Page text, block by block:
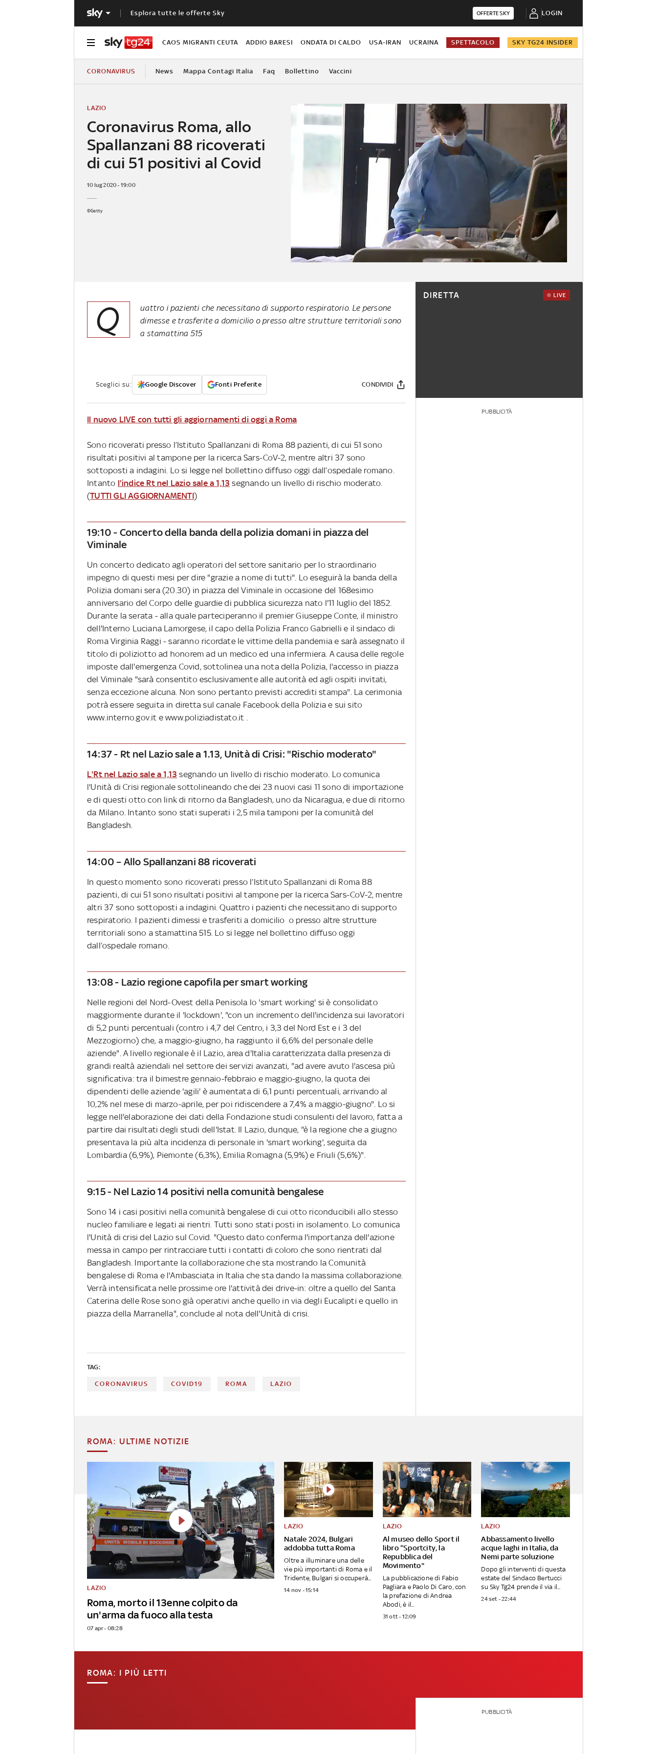
Esplora tutte le offerte Sky OFFERTE SKY LOGIN
CAOS MIGRANTI CEUTA ADDIO BARESI ONDATA DI CALDO USA-IRAN UCRAINA SPETTACOLO SKY TG24 INSIDER
CORONAVIRUS News Mappa Contagi Italia Faq Bollettino Vaccini
Coronavirus Roma, allo
Spallanzani 88 ricoverati
di cui 51 positivi al Covid
LAZIO
10 lug 2020 - 19:00
©Getty
Q
uattro i pazienti che necessitano di supporto respiratorio. Le persone
dimesse e trasferite a domicilio o presso altre strutture territoriali sono
a stamattina 515
Sceglici su: Google Discover Fonti Preferite CONDIVIDI
Il nuovo LIVE con tutti gli aggiornamenti di oggi a Roma
Sono ricoverati presso l’Istituto Spallanzani di Roma 88 pazienti, di cui 51 sono
risultati positivi al tampone per la ricerca Sars-CoV-2, mentre altri 37 sono
sottoposti a indagini. Lo si legge nel bollettino diffuso oggi dall’ospedale romano.
Intanto l'indice Rt nel Lazio sale a 1,13 segnando un livello di rischio moderato.
(TUTTI GLI AGGIORNAMENTI)
19:10 - Concerto della banda della polizia domani in piazza del
Viminale
Un concerto dedicato agli operatori del settore sanitario per lo straordinario
impegno di questi mesi per dire "grazie a nome di tutti". Lo eseguirà la banda della
Polizia domani sera (20.30) in piazza del Viminale in occasione del 168esimo
anniversario del Corpo delle guardie di pubblica sicurezza nato l'11 luglio del 1852.
Durante la serata - alla quale parteciperanno il premier Giuseppe Conte, il ministro
dell'Interno Luciana Lamorgese, il capo della Polizia Franco Gabrielli e il sindaco di
Roma Virginia Raggi - saranno ricordate le vittime della pandemia e sarà assegnato il
titolo di poliziotto ad honorem ad un medico ed una infermiera. A causa delle regole
imposte dall'emergenza Covid, sottolinea una nota della Polizia, l'accesso in piazza
del Viminale "sarà consentito esclusivamente alle autorità ed agli ospiti invitati,
senza eccezione alcuna. Non sono pertanto previsti accrediti stampa". La cerimonia
potrà essere seguita in diretta sul canale Facebook della Polizia e sui sito
www.interno.gov.it e www.poliziadistato.it .
14:37 - Rt nel Lazio sale a 1.13, Unità di Crisi: "Rischio moderato"
L'Rt nel Lazio sale a 1,13 segnando un livello di rischio moderato. Lo comunica
l'Unità di Crisi regionale sottolineando che dei 23 nuovi casi 11 sono di importazione
e di questi otto con link di ritorno da Bangladesh, uno da Nicaragua, e due di ritorno
da Milano. Intanto sono stati superati i 2,5 mila tamponi per la comunità del
Bangladesh.
14:00 – Allo Spallanzani 88 ricoverati
In questo momento sono ricoverati presso l’Istituto Spallanzani di Roma 88
pazienti, di cui 51 sono risultati positivi al tampone per la ricerca Sars-CoV-2, mentre
altri 37 sono sottoposti a indagini. Quattro i pazienti che necessitano di supporto
respiratorio. I pazienti dimessi e trasferiti a domicilio o presso altre strutture
territoriali sono a stamattina 515. Lo si legge nel bollettino diffuso oggi
dall’ospedale romano.
13:08 - Lazio regione capofila per smart working
Nelle regioni del Nord-Ovest della Penisola lo 'smart working' si è consolidato
maggiormente durante il 'lockdown', "con un incremento dell'incidenza sui lavoratori
di 5,2 punti percentuali (contro i 4,7 del Centro, i 3,3 del Nord Est e i 3 del
Mezzogiorno) che, a maggio-giugno, ha raggiunto il 6,6% del personale delle
aziende". A livello regionale è il Lazio, area d'Italia caratterizzata dalla presenza di
grandi realtà aziendali nel settore dei servizi avanzati, "ad avere avuto l'ascesa più
significativa: tra il bimestre gennaio-febbraio e maggio-giugno, la quota dei
dipendenti delle aziende 'agili' è aumentata di 6,1 punti percentuali, arrivando al
10,2% nel mese di marzo-aprile, per poi ridiscendere a 7,4% a maggio-giugno". Lo si
legge nell'elaborazione dei dati della Fondazione studi consulenti del lavoro, fatta a
partire dai risultati degli studi dell'Istat. Il Lazio, dunque, "è la regione che a giugno
presentava la più alta incidenza di personale in 'smart working', seguita da
Lombardia (6,9%), Piemonte (6,3%), Emilia Romagna (5,9%) e Friuli (5,6%)".
9:15 - Nel Lazio 14 positivi nella comunità bengalese
Sono 14 i casi positivi nella comunità bengalese di cui otto riconducibili allo stesso
nucleo familiare e legati ai rientri. Tutti sono stati posti in isolamento. Lo comunica
l'Unità di crisi del Lazio sul Covid. "Questo dato conferma l'importanza dell'azione
messa in campo per rintracciare tutti i contatti di coloro che sono rientrati dal
Bangladesh. Importante la collaborazione che sta mostrando la Comunità
bengalese di Roma e l'Ambasciata in Italia che sta dando la massima collaborazione.
Verrà intensificata nelle prossime ore l'attività dei drive-in: oltre a quello del Santa
Caterina delle Rose sono già operativi anche quello in via degli Eucalipti e quello in
piazza della Marranella", conclude al nota dell'Unità di crisi.
TAG:
CORONAVIRUS COVID19 ROMA LAZIO
DIRETTA LIVE
PUBBLICITÀ
ROMA: ULTIME NOTIZIE
Roma, morto il 13enne colpito da
un'arma da fuoco alla testa
LAZIO
07 apr - 08:28
Natale 2024, Bulgari
addobba tutta Roma
LAZIO
Oltre a illuminare una delle
vie più importanti di Roma e il
Tridente, Bulgari si occuperà...
14 nov - 15:14
Al museo dello Sport il
libro “Sportcity, la
Repubblica del
Movimento"
LAZIO
La pubblicazione di Fabio
Pagliara e Paolo Di Caro, con
la prefazione di Andrea
Abodi, è il...
31 ott - 12:09
Abbassamento livello
acque laghi in Italia, da
Nemi parte soluzione
LAZIO
Dopo gli interventi di questa
estate del Sindaco Bertucci
su Sky Tg24 prende il via il...
24 set - 22:44
ROMA: I PIÙ LETTI
PUBBLICITÀ